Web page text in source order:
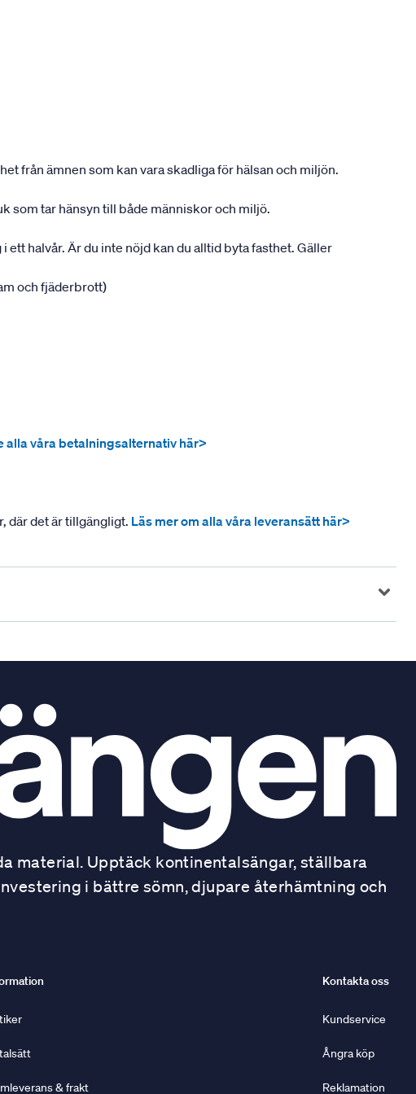
från ämnen som kan vara skadliga för hälsan och miljön.
som tar hänsyn till både människor och miljö.
ett halvår. Är du inte nöjd kan du alltid byta fasthet. Gäller
och fjäderbrott)
alla våra betalningsalternativ här>
där det är tillgängligt. Läs mer om alla våra leveransätt här>
material. Upptäck kontinentalsängar, ställbara
i bättre sömn, djupare återhämtning och
& frakt
Kontakta oss
Kundservice
Ångra köp
Reklamation